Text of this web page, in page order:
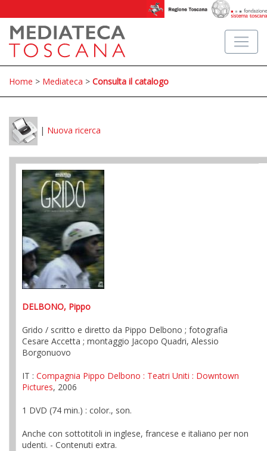
Home > Mediateca > Consulta il catalogo
| Nuova ricerca
DELBONO, Pippo
Grido / scritto e diretto da Pippo Delbono ; fotografia
Cesare Accetta ; montaggio Jacopo Quadri, Alessio
Borgonuovo
IT : Compagnia Pippo Delbono : Teatri Uniti : Downtown
Pictures, 2006
1 DVD (74 min.) : color., son.
Anche con sottotitoli in inglese, francese e italiano per non
udenti. - Contenuti extra.